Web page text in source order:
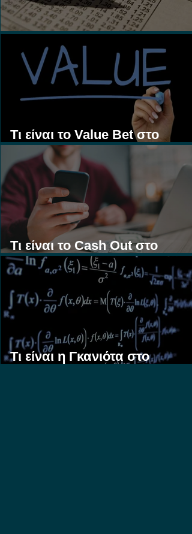
Τι είναι τα Ασιατικά Χάντικαπ;
Τι είναι το Value Bet στο
Στοίχημα;
Τι είναι το Cash Out στο
Στοίχημα;
Τι είναι η Γκανιότα στο